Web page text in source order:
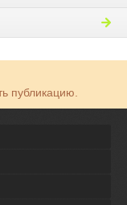
публикацию.